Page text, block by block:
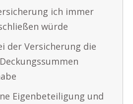
ich immer
würde
der Versicherung die
Eigenbeteiligung und